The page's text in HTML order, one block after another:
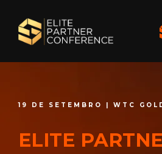
19 DE SETEMBRO | WTC
ELITE